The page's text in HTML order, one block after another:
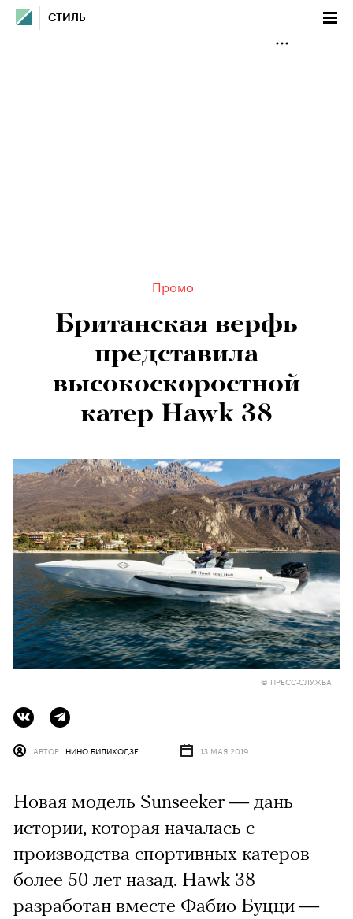
СТИЛЬ
Промо
Британская верфь
представила
высокоскоростной
катер Hawk 38
© ПРЕСС-СЛУЖБА
АВТОР НИНО БИЛИХОДЗЕ 13 МАЯ 2019
Новая модель Sunseeker — дань
истории, которая началась с
производства спортивных катеров
более 50 лет назад. Hawk 38
разработан вместе Фабио Буцци —